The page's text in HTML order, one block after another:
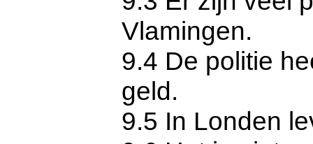
Vlamingen.
9.4 De politie
geld.
9.5 In Londen